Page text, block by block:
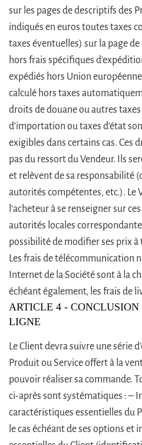
sur les pages de descriptifs des
indiqués en euros toutes taxes
taxes éventuelles) sur la page
hors frais spécifiques
expédiés hors Union
calculé hors taxes
droits de douane ou autres
d’importation ou taxes d’état
exigibles dans certains cas. Ces
pas du ressort du Vendeur. Ils
et relèvent de sa responsabilité
autorités compétentes, etc.). Le
l’acheteur à se renseigner sur
autorités locales
possibilité de modifier ses prix
Les frais de télécommunication
Internet de la Société sont à la
échéant également, les frais de
ARTICLE 4 -
LIGNE
Le Client devra suivre une série
Produit ou Service offert à la
pouvoir réaliser sa commande.
ci-après sont systématiques : –
caractéristiques essentielles du
le cas échéant de ses options et